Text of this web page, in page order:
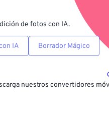
de fotos con IA.
IA Borrador Mágico
nuestros convertidores